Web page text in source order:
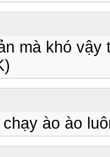
mà khó
ào ào